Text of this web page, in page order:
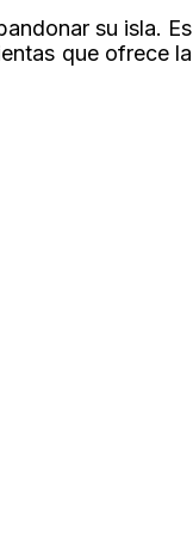
su isla. Es
que ofrece la